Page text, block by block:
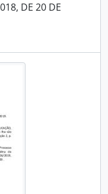
DE 20 DE